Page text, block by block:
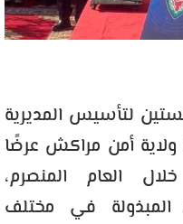
لتأسيس المديرية
ولاية أمن مراكش عرضًا
العام المنصرم،
المبذولة في مختلف